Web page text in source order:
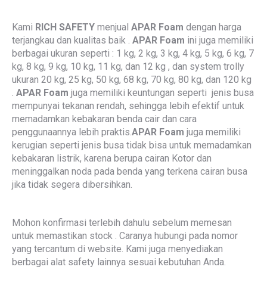
Kami RICH SAFETY menjual APAR Foam dengan harga
terjangkau dan kualitas baik . APAR Foam ini juga memiliki
berbagai ukuran seperti : 1 kg, 2 kg, 3 kg, 4 kg, 5 kg, 6 kg, 7
kg, 8 kg, 9 kg, 10 kg, 11 kg, dan 12 kg , dan system trolly
ukuran 20 kg, 25 kg, 50 kg, 68 kg, 70 kg, 80 kg, dan 120 kg
APAR Foam juga memiliki keuntungan seperti jenis busa
mempunyai tekanan rendah, sehingga lebih efektif untuk
memadamkan kebakaran benda cair dan cara
penggunaannya lebih praktis. APAR Foam juga memiliki
kerugian seperti jenis busa tidak bisa untuk memadamkan
kebakaran listrik, karena berupa cairan Kotor dan
meninggalkan noda pada benda yang terkena cairan busa
jika tidak segera dibersihkan.
Mohon konfirmasi terlebih dahulu sebelum memesan
untuk memastikan stock . Caranya hubungi pada nomor
yang tercantum di website. Kami juga menyediakan
berbagai alat safety lainnya sesuai kebutuhan Anda.